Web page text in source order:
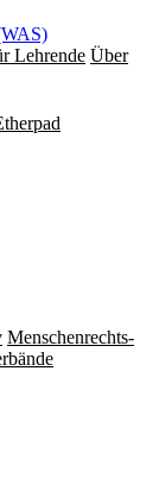
Lehrende Über
Men­schen­rechts­